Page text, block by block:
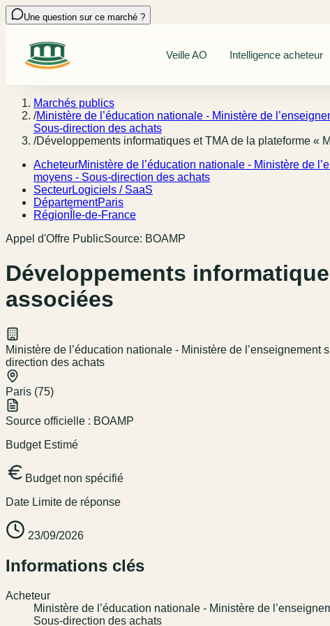
Une question sur ce marché ?
Veille AO Intelligence acheteur
Marchés publics
/Ministère de l’éducation nationale - Ministère de
Sous-direction des achats
/Développements informatiques et TMA de la plateforme «
AcheteurMinistère de l’éducation nationale - Ministère de
moyens - Sous-direction des achats
SecteurLogiciels / SaaS
DépartementParis
Région Île-de-France
Appel d'Offre PublicSource: BOAMP
Développements
associées
Ministère de l’éducation nationale - Ministère de
direction des achats
Paris (75)
Source officielle : BOAMP
Budget Estimé
Budget non spécifié
Date Limite de réponse
23/09/2026
Informations clés
Acheteur
Ministère de l’éducation nationale - Ministère de
Sous-direction des achats